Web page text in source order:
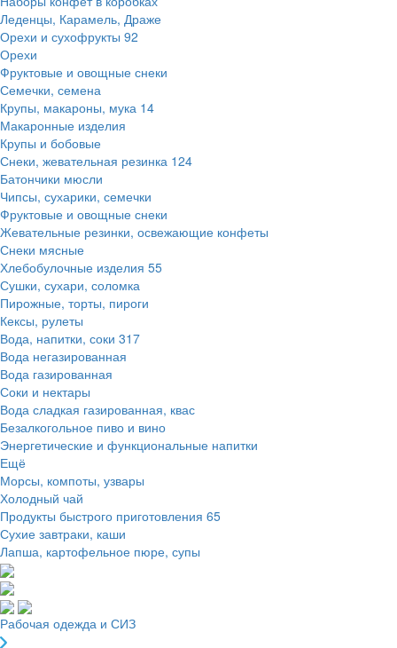
Леденцы, Карамель, Драже
Орехи и сухофрукты 92
Орехи
Фруктовые и овощные снеки
Семечки, семена
Крупы, макароны, мука 14
Макаронные изделия
Крупы и бобовые
Снеки, жевательная резинка 124
Батончики мюсли
Чипсы, сухарики, семечки
Фруктовые и овощные снеки
Жевательные резинки, освежающие конфеты
Снеки мясные
Хлебобулочные изделия 55
Сушки, сухари, соломка
Пирожные, торты, пироги
Кексы, рулеты
Вода, напитки, соки 317
Вода негазированная
Вода газированная
Соки и нектары
Вода сладкая газированная, квас
Безалкогольное пиво и вино
Энергетические и функциональные напитки
Ещё
Морсы, компоты, узвары
Холодный чай
Продукты быстрого приготовления 65
Сухие завтраки, каши
Лапша, картофельное пюре, супы
Рабочая одежда и СИЗ